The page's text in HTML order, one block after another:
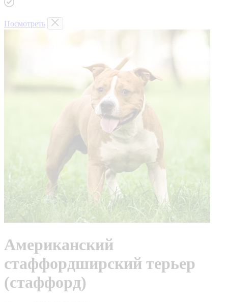
Посмотреть
Американский
стаффордширский терьер
(стаффорд)